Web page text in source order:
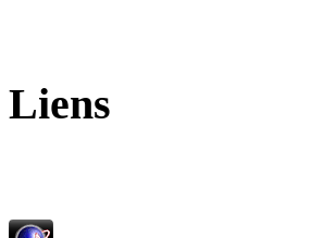
Liens